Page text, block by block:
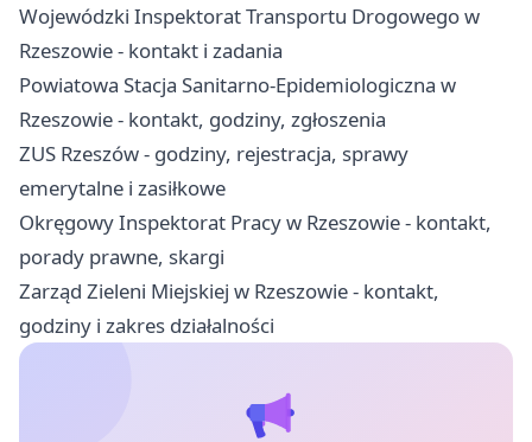
Wojewódzki Inspektorat Transportu Drogowego w
Rzeszowie - kontakt i zadania
Powiatowa Stacja Sanitarno-Epidemiologiczna w
Rzeszowie - kontakt, godziny, zgłoszenia
ZUS Rzeszów - godziny, rejestracja, sprawy
emerytalne i zasiłkowe
Okręgowy Inspektorat Pracy w Rzeszowie - kontakt,
porady prawne, skargi
Zarząd Zieleni Miejskiej w Rzeszowie - kontakt,
godziny i zakres działalności